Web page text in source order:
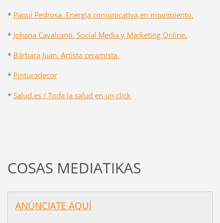
* Paqui Pedrosa. Energía comunicativa en movimiento.
* Johana Cavalcanti. Social Media y Marketing Online.
* Bárbara Juan. Artista ceramista.
* Pinturadecor
* Salud.es / Toda la salud en un click
COSAS MEDIATIKAS
ANÚNCIATE AQUÍ